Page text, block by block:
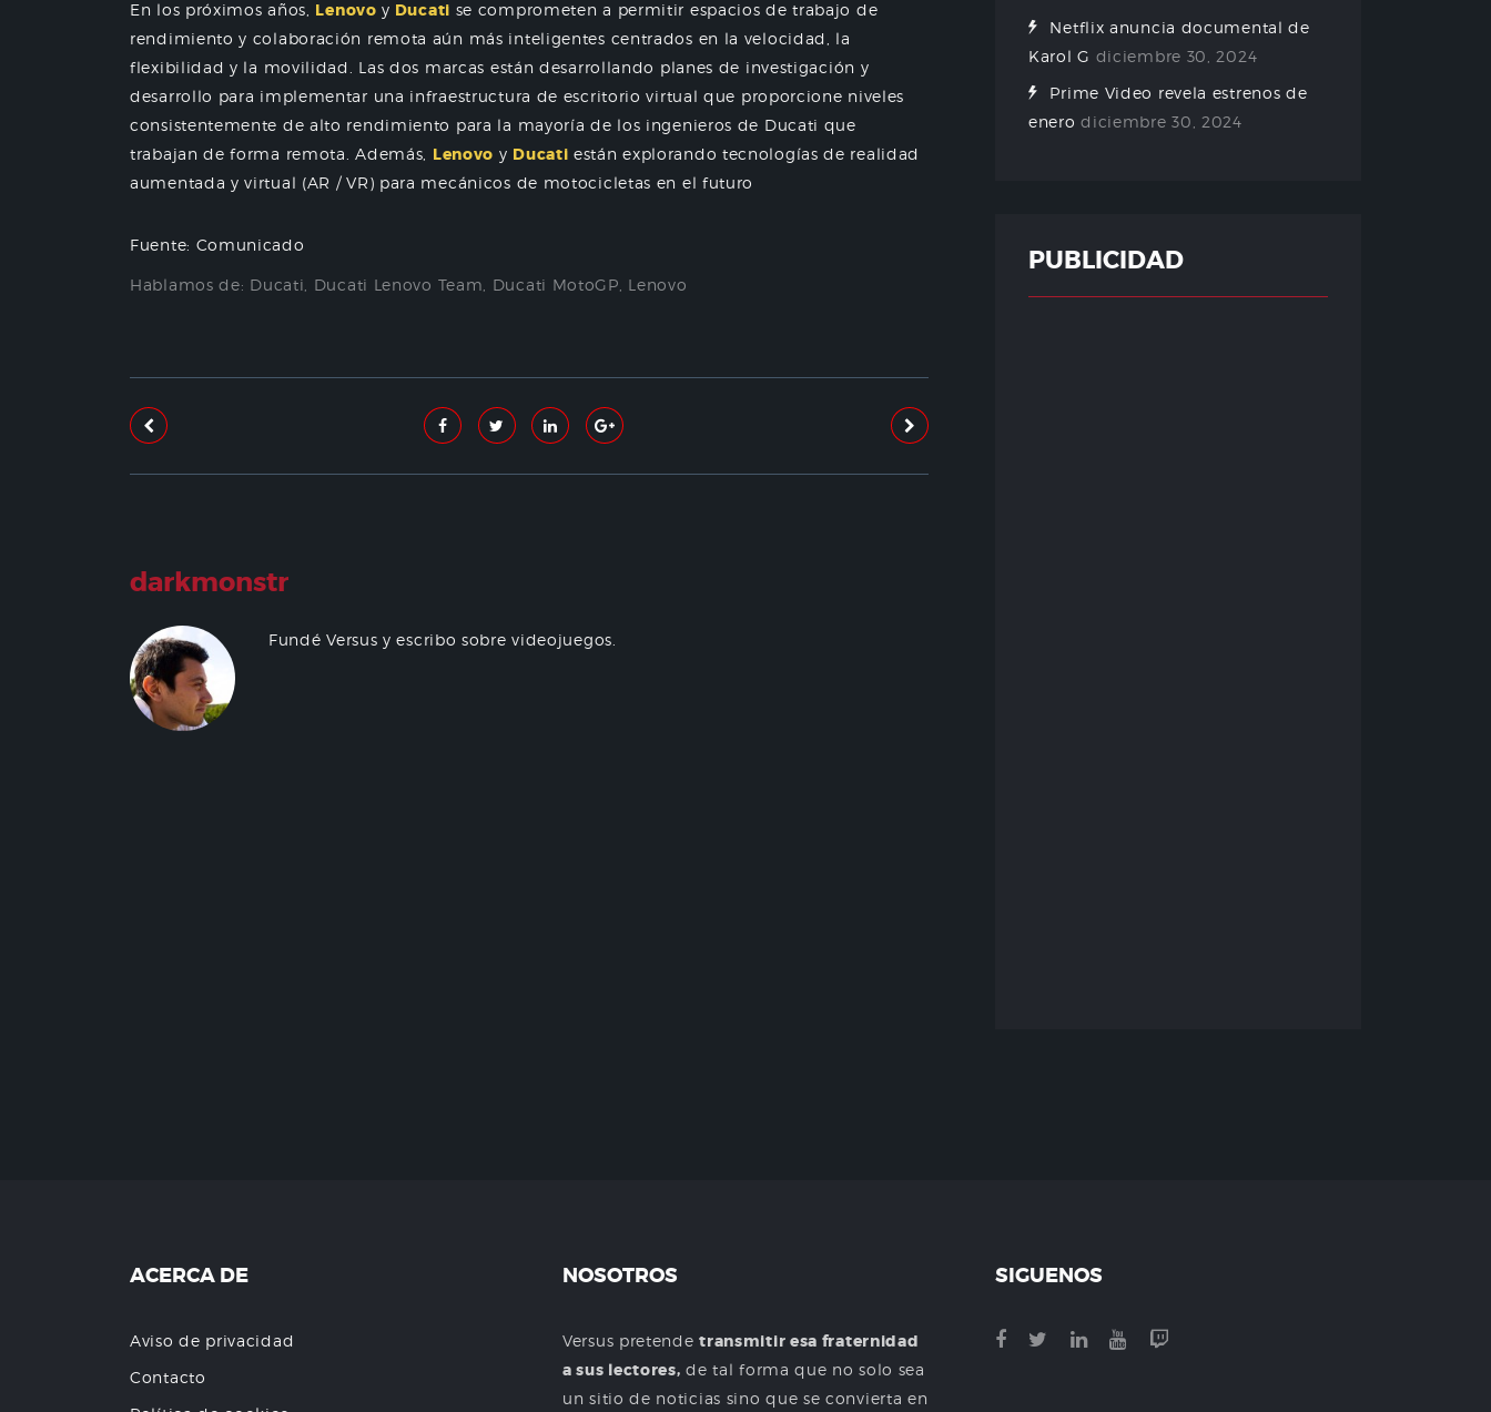
En los próximos años, Lenovo y Ducati se comprometen a permitir espacios de trabajo de
rendimiento y colaboración remota aún más inteligentes centrados en la velocidad, la
flexibilidad y la movilidad. Las dos marcas están desarrollando planes de investigación y
desarrollo para implementar una infraestructura de escritorio virtual que proporcione niveles
consistentemente de alto rendimiento para la mayoría de los ingenieros de Ducati que
trabajan de forma remota. Además, Lenovo y Ducati están explorando tecnologías de realidad
aumentada y virtual (AR / VR) para mecánicos de motocicletas en el futuro
Fuente: Comunicado
Hablamos de: Ducati Ducati Lenovo Team Ducati MotoGP Lenovo
darkmonstr
Fundé Versus y escribo sobre videojuegos.
Netflix anuncia documental de
Karol G diciembre 30, 2024
Prime Video revela estrenos de
enero diciembre 30, 2024
PUBLICIDAD
ACERCA DE
Aviso de privacidad
Contacto
NOSOTROS
Versus pretendetransmitir esa fraternidad
a sus lectores, de tal forma que no solo sea
un sitio de noticias sino que se convierta en
SIGUENOS